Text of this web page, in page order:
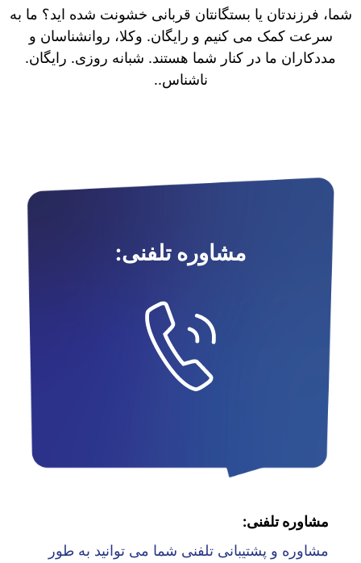
شما، فرزندتان یا بستگانتان قربانی خشونت شده اید؟ ما به
سرعت کمک می کنیم و رایگان. وکلا، روانشناسان و
مددکاران ما در کنار شما هستند. شبانه روزی. رایگان.
ناشناس..
مشاوره تلفنی:
مشاوره تلفنی:
مشاوره و پشتیبانی تلفنی شما می توانید به طور